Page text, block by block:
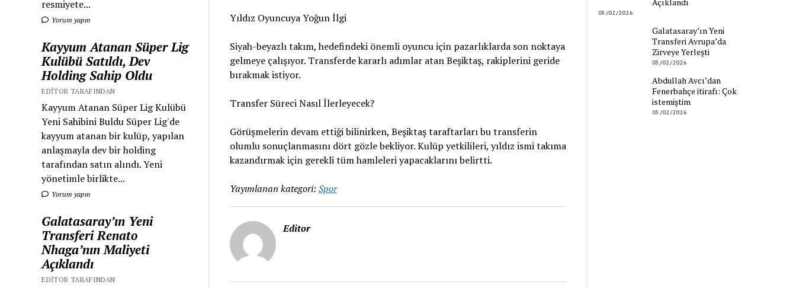
resmiyete...
Yorum yapın
Kayyum Atanan Süper Lig
Kulübü Satıldı, Dev
Holding Sahip Oldu
EDITOR TARAFINDAN
Kayyum Atanan Süper Lig Kulübü
Yeni Sahibini Buldu Süper Lig'de
kayyum atanan bir kulüp, yapılan
anlaşmayla dev bir holding
tarafından satın alındı. Yeni
yönetimle birlikte...
Yorum yapın
Galatasaray’ın Yeni
Transferi Renato
Nhaga’nın Maliyeti
Açıklandı
EDITOR TARAFINDAN
Yıldız Oyuncuya Yoğun İlgi
Siyah-beyazlı takım, hedefindeki önemli oyuncu için pazarlıklarda son noktaya
gelmeye çalışıyor. Transferde kararlı adımlar atan Beşiktaş, rakiplerini geride
bırakmak istiyor.
Transfer Süreci Nasıl İlerleyecek?
Görüşmelerin devam ettiği bilinirken, Beşiktaş taraftarları bu transferin
olumlu sonuçlanmasını dört gözle bekliyor. Kulüp yetkilileri, yıldız ismi takıma
kazandırmak için gerekli tüm hamleleri yapacaklarını belirtti.
Yayımlanan kategori: Spor
Editor
05/02/2026
Galatasaray’ın Yeni
Transferi Avrupa’da
Zirveye Yerleşti
05/02/2026
Abdullah Avcı’dan
Fenerbahçe itirafı: Çok
istemiştim
05/02/2026